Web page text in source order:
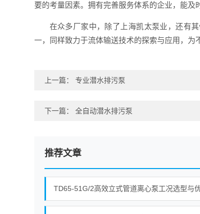
要的考量因素。拥有完善服务体系的企业，能及
在众多厂家中，除了上海凯太泵业，还有
一，同样致力于流体输送技术的探索与应用，为
上一篇： 专业潜水排污泵
下一篇： 全自动潜水排污泵
推荐文章
TD65-51G/2高效立式管道离心泵工况选型与